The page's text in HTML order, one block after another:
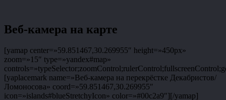
Веб-камера на карте
[yamap center=»59.851467,30.269955″ height=»450px»
zoom=»15″ type=»yandex#map»
[yaplacemark name=»Веб-камера на перекрёстке Декабристов/
Ломоносова» coord=»59.851467,30.269955″
icon=»islands#blueStretchyIcon» color=»#00c2a9″][/yamap]